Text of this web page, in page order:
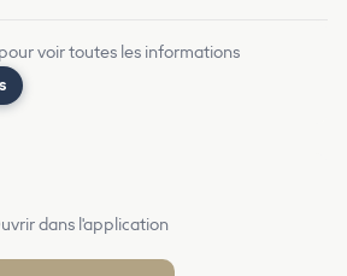
voir toutes les informations
dans l'application